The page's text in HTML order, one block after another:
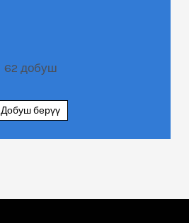
62 добуш
Добуш берүү